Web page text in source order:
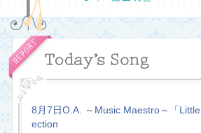
8月7日O.A. ～Music Maestro～「
ection